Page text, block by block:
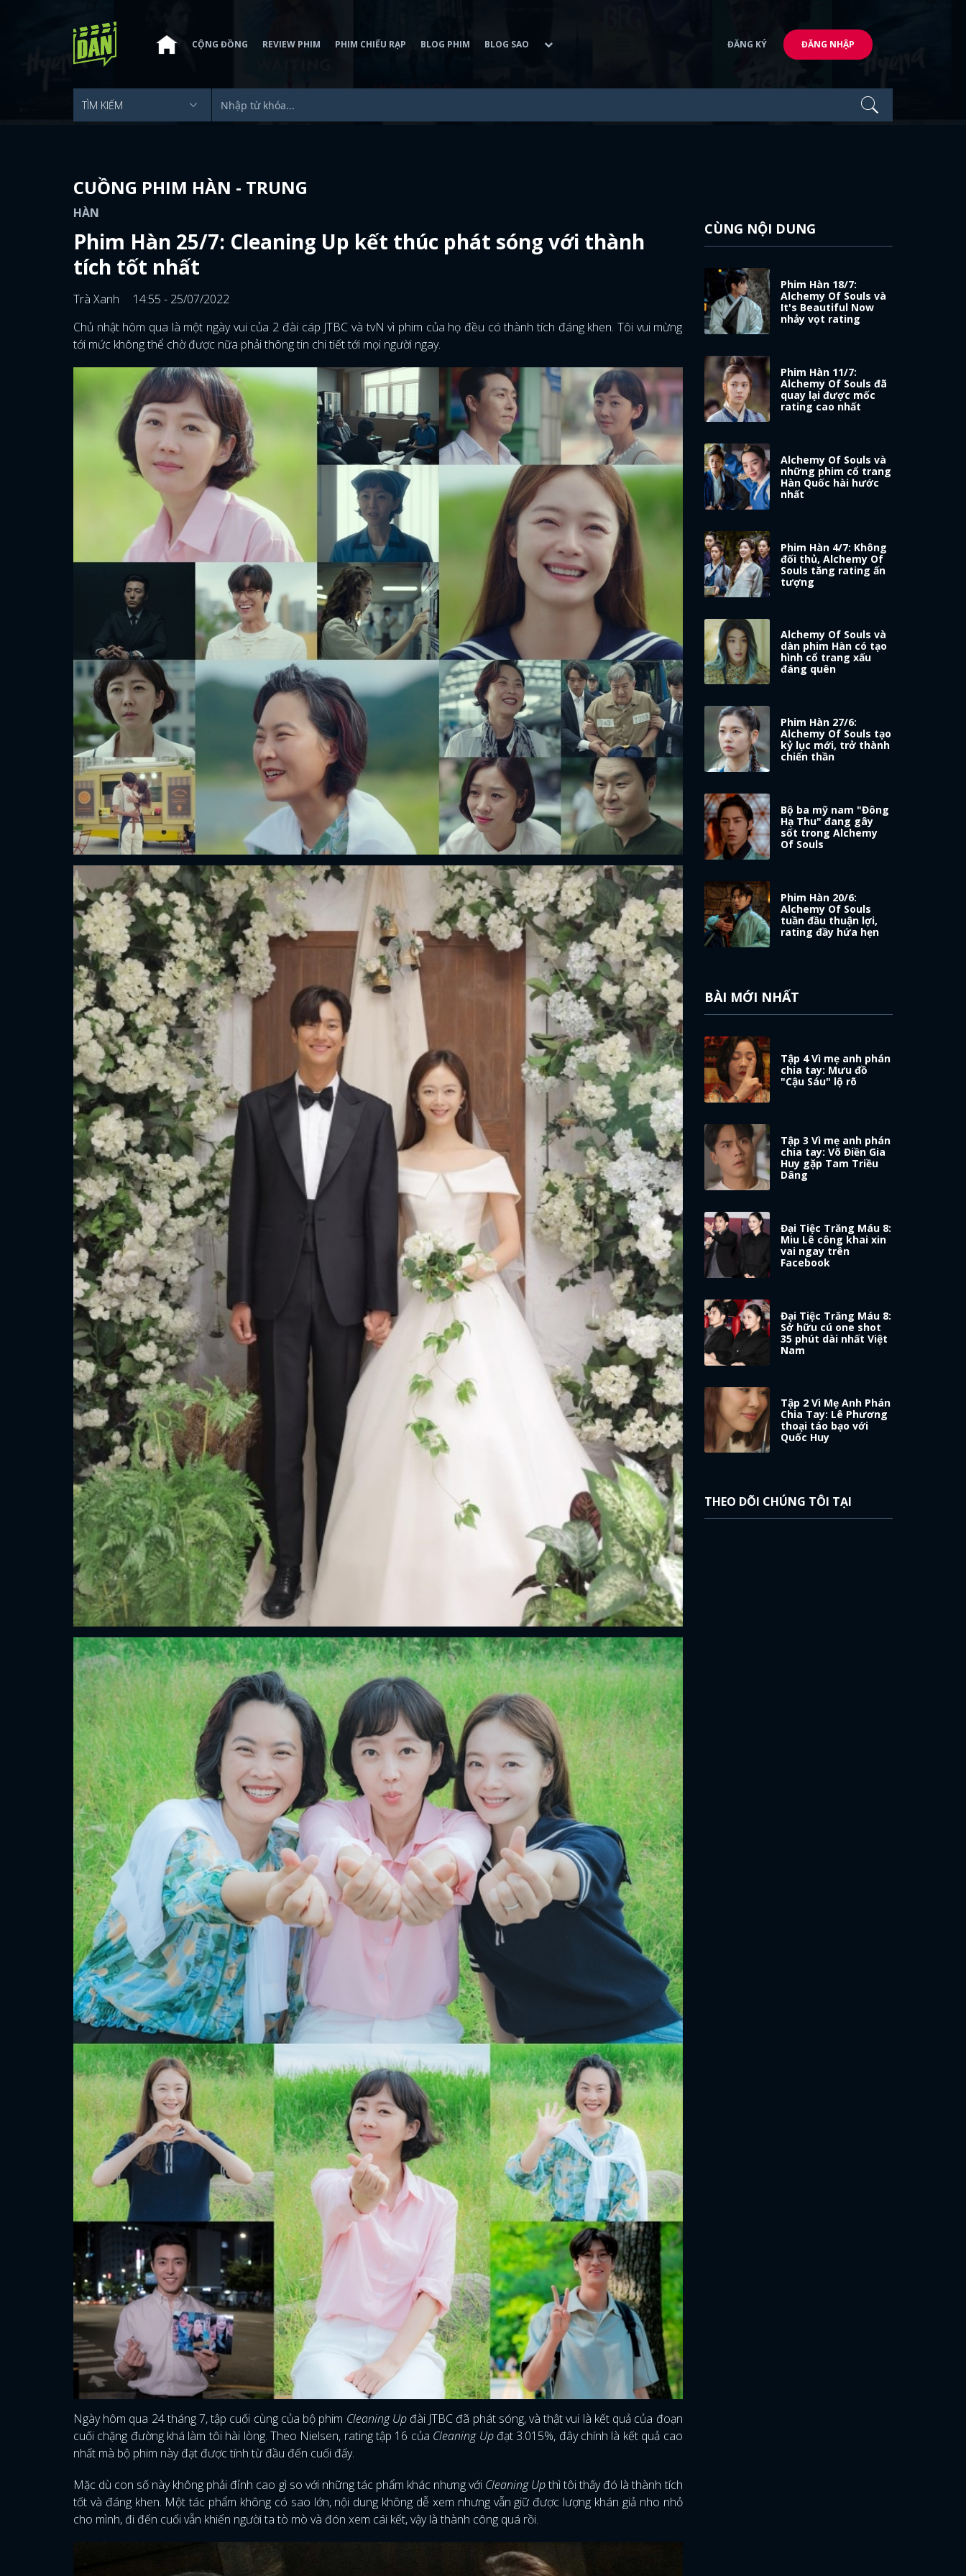
ĐĂNG NHẬP
FACEBOOK GOOGLE
CỘNG ĐỒNG REVIEW PHIM PHIM CHIẾU RẠP BLOG PHIM BLOG SAO ĐĂNG KÝ ĐĂNG NHẬP
CUỒNG PHIM HÀN - TRUNG
HÀN
Phim Hàn 25/7: Cleaning Up kết thúc phát sóng với thành
tích tốt nhất
Trà Xanh
14:55 - 25/07/2022
Chủ nhật hôm qua là một ngày vui của 2 đài cáp JTBC và tvN vì phim của họ đều có thành tích đáng khen. Tôi vui mừng
tới mức không thể chờ được nữa phải thông tin chi tiết tới mọi người ngay.
Ngày hôm qua 24 tháng 7, tập cuối cùng của bộ phim Cleaning Upđài JTBC đã phát sóng, và thật vui là kết quả của đoạn
cuối chặng đường khá làm tôi hài lòng. Theo Nielsen, rating tập 16 của Cleaning Upđạt 3.015%, đây chính là kết quả cao
nhất mà bộ phim này đạt được tính từ đầu đến cuối đấy.
Mặc dù con số này không phải đỉnh cao gì so với những tác phẩm khác nhưng với Cleaning Upthì tôi thấy đó là thành tích
tốt và đáng khen. Một tác phẩm không có sao lớn, nội dung không dễ xem nhưng vẫn giữ được lượng khán giả nho nhỏ
cho mình, đi đến cuối vẫn khiến người ta tò mò và đón xem cái kết, vậy là thành công quá rồi.
CÙNG NỘI DUNG
Phim Hàn 18/7:
Alchemy Of Souls và
It's Beautiful Now
nhảy vọt rating
Phim Hàn 11/7:
Alchemy Of Souls đã
quay lại được mốc
rating cao nhất
Alchemy Of Souls và
những phim cổ trang
Hàn Quốc hài hước
nhất
Phim Hàn 4/7: Không
đối thủ, Alchemy Of
Souls tăng rating ấn
tượng
Alchemy Of Souls và
dàn phim Hàn có tạo
hình cổ trang xấu
đáng quên
Phim Hàn 27/6:
Alchemy Of Souls tạo
kỷ lục mới, trở thành
chiến thần
Bộ ba mỹ nam "Đông
Hạ Thu" đang gây
sốt trong Alchemy
Of Souls
Phim Hàn 20/6:
Alchemy Of Souls
tuần đầu thuận lợi,
rating đầy hứa hẹn
BÀI MỚI NHẤT
Tập 4 Vì mẹ anh phán
chia tay: Mưu đồ
"Cậu Sáu" lộ rõ
Tập 3 Vì mẹ anh phán
chia tay: Võ Điền Gia
Huy gặp Tam Triều
Dâng
Đại Tiệc Trăng Máu 8:
Miu Lê công khai xin
vai ngay trên
Facebook
Đại Tiệc Trăng Máu 8:
Sở hữu cú one shot
35 phút dài nhất Việt
Nam
Tập 2 Vì Mẹ Anh Phán
Chia Tay: Lê Phương
thoại táo bạo với
Quốc Huy
THEO DÕI CHÚNG TÔI TẠI